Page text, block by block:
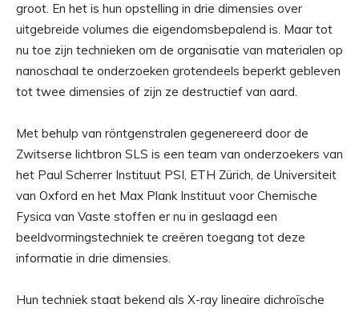
groot. En het is hun opstelling in drie dimensies over
uitgebreide volumes die eigendomsbepalend is. Maar tot
nu toe zijn technieken om de organisatie van materialen op
nanoschaal te onderzoeken grotendeels beperkt gebleven
tot twee dimensies of zijn ze destructief van aard.
Met behulp van röntgenstralen gegenereerd door de
Zwitserse lichtbron SLS is een team van onderzoekers van
het Paul Scherrer Instituut PSI, ETH Zürich, de Universiteit
van Oxford en het Max Plank Instituut voor Chemische
Fysica van Vaste stoffen er nu in geslaagd een
beeldvormingstechniek te creëren toegang tot deze
informatie in drie dimensies.
Hun techniek staat bekend als X-ray lineaire dichroïsche